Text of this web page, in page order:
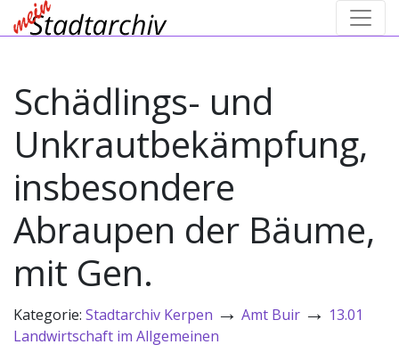
Schädlings- und
Unkrautbekämpfung,
insbesondere
Abraupen der Bäume,
mit Gen.
Kategorie: Stadtarchiv Kerpen → Amt Buir → 13.01
Landwirtschaft im Allgemeinen